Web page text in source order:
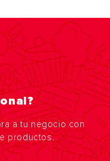
a tu negocio con
productos.